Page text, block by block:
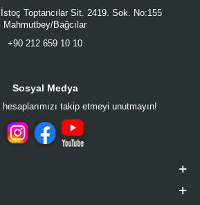
Toptancılar Sit. 2419. Sok. No:155
Mahmutbey/Bağcılar
+90 212 659 10 10
Sosyal Medya
takip etmeyi unutmayın!